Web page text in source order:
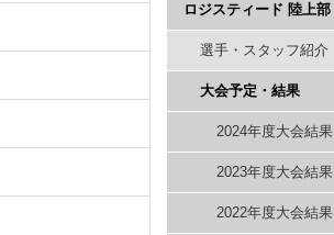
ロジスティード 陸上部
選手・スタッフ紹介
大会予定・結果
2024年度大会結果
2023年度大会結果
2022年度大会結果